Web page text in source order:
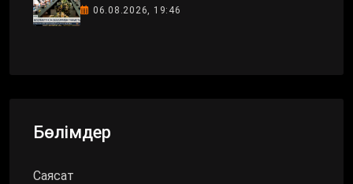
06.08.2026, 19:46
Бөлімдер
Саясат